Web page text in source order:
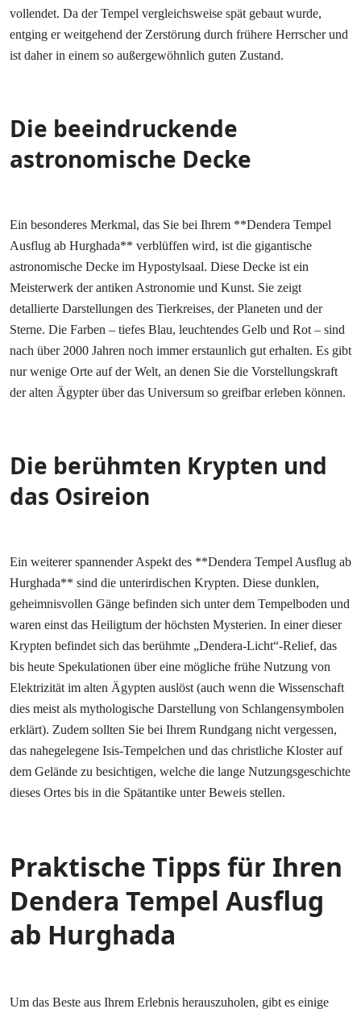
vollendet. Da der Tempel vergleichsweise spät gebaut wurde,
entging er weitgehend der Zerstörung durch frühere Herrscher und
ist daher in einem so außergewöhnlich guten Zustand.
Die beeindruckende
astronomische Decke
Ein besonderes Merkmal, das Sie bei Ihrem **Dendera Tempel
Ausflug ab Hurghada** verblüffen wird, ist die gigantische
astronomische Decke im Hypostylsaal. Diese Decke ist ein
Meisterwerk der antiken Astronomie und Kunst. Sie zeigt
detallierte Darstellungen des Tierkreises, der Planeten und der
Sterne. Die Farben – tiefes Blau, leuchtendes Gelb und Rot – sind
nach über 2000 Jahren noch immer erstaunlich gut erhalten. Es gibt
nur wenige Orte auf der Welt, an denen Sie die Vorstellungskraft
der alten Ägypter über das Universum so greifbar erleben können.
Die berühmten Krypten und
das Osireion
Ein weiterer spannender Aspekt des **Dendera Tempel Ausflug ab
Hurghada** sind die unterirdischen Krypten. Diese dunklen,
geheimnisvollen Gänge befinden sich unter dem Tempelboden und
waren einst das Heiligtum der höchsten Mysterien. In einer dieser
Krypten befindet sich das berühmte „Dendera-Licht“-Relief, das
bis heute Spekulationen über eine mögliche frühe Nutzung von
Elektrizität im alten Ägypten auslöst (auch wenn die Wissenschaft
dies meist als mythologische Darstellung von Schlangensymbolen
erklärt). Zudem sollten Sie bei Ihrem Rundgang nicht vergessen,
das nahegelegene Isis-Tempelchen und das christliche Kloster auf
dem Gelände zu besichtigen, welche die lange Nutzungsgeschichte
dieses Ortes bis in die Spätantike unter Beweis stellen.
Praktische Tipps für Ihren
Dendera Tempel Ausflug
ab Hurghada
Um das Beste aus Ihrem Erlebnis herauszuholen, gibt es einige